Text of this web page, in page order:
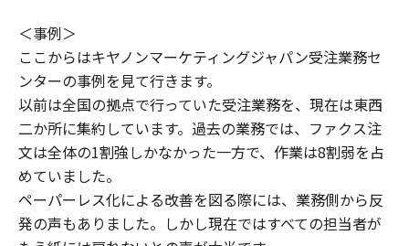
＜事例＞
ここからはキヤノンマーケティングジャパン受注業務セ
ンターの事例を見て行きます。
以前は全国の拠点で行っていた受注業務を、現在は東西
二か所に集約しています。過去の業務では、ファクス注
文は全体の1割強しかなかった一方で、作業は8割弱を占
めていました。
ペーパーレス化による改善を図る際には、業務側から反
発の声もありました。しかし現在ではすべての担当者が